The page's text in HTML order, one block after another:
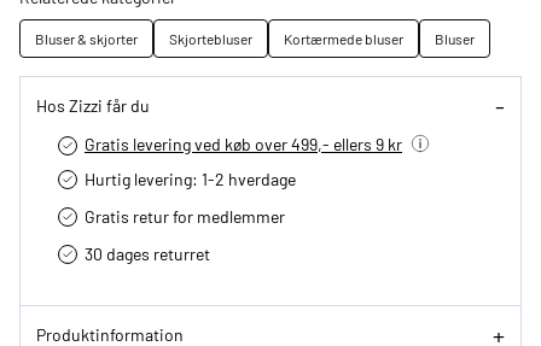
Bluser & skjorter Skjortebluser Kortærmede bluser Bluser
Hos Zizzi får du
Gratis levering ved køb over 499,- ellers 9 kr
Hurtig levering­: 1-2 hverdage
Gratis retur for medlemmer
30 dages returret
Produktinformation